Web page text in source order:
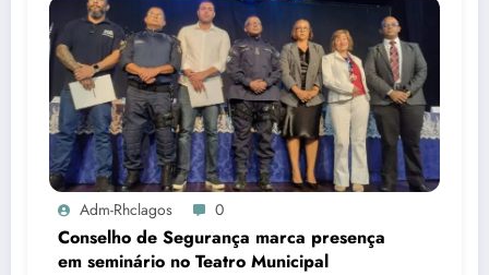
Adm-Rhclagos 0
Conselho de Segurança marca presença
em seminário no Teatro Municipal